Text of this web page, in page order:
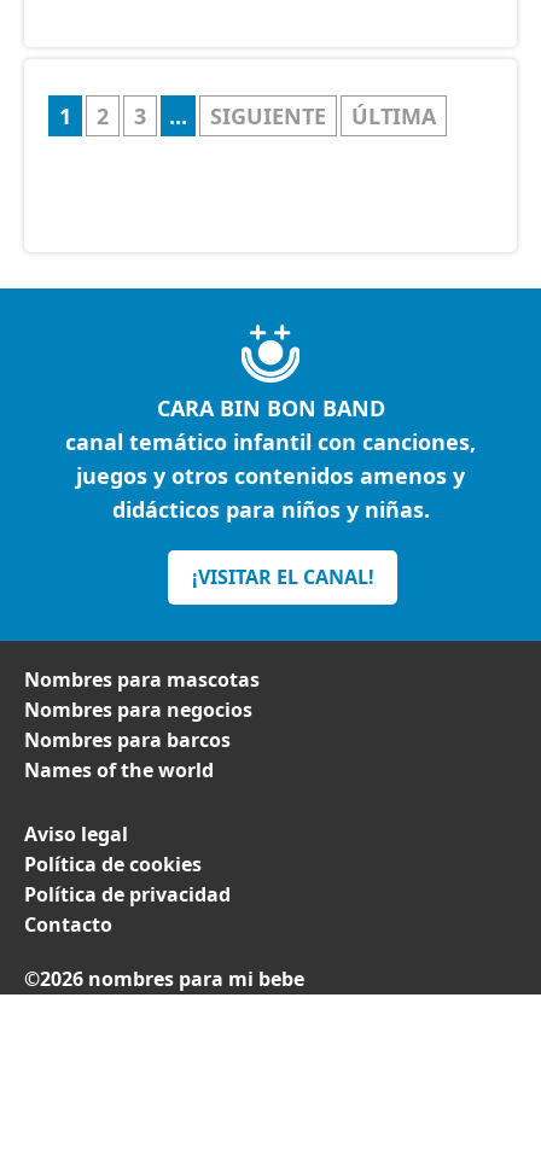
1 2 3 ... SIGUIENTE ÚLTIMA
CARA BIN BON BAND
canal temático infantil con canciones,
juegos y otros contenidos amenos y
didácticos para niños y niñas.
¡VISITAR EL CANAL!
Nombres para mascotas
Nombres para negocios
Nombres para barcos
Names of the world
Aviso legal
Política de cookies
Política de privacidad
Contacto
©2026 nombres para mi bebe